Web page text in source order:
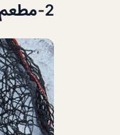
2-مطعم فيش بيتش تافيرنا من مطاعم سي فود دبي